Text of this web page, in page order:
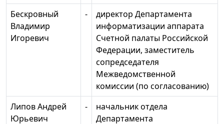
Бескровный
Владимир
Игоревич
-
директор Департамента
информатизации аппарата
Счетной палаты Российской
Федерации, заместитель
сопредседателя
Межведомственной
комиссии (по согласованию)
Липов Андрей
Юрьевич
-
начальник отдела
Департамента